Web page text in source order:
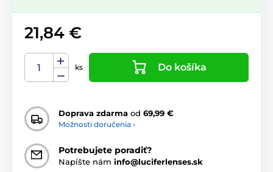
21,84 €
ks Do košíka
Doprava zdarma od 69,99 €
Možnosti doručenia ›
Potrebujete poradiť?
Napíšte nám info@luciferlenses.sk